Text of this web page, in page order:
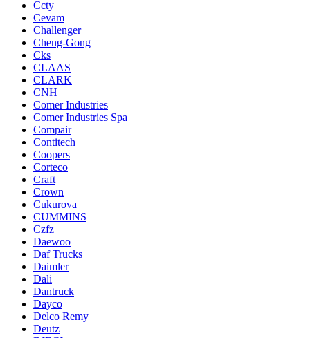
Ccty
Cevam
Challenger
Cheng-Gong
Cks
CLAAS
CLARK
CNH
Comer Industries
Comer Industries Spa
Compair
Contitech
Coopers
Corteco
Craft
Crown
Cukurova
CUMMINS
Czfz
Daewoo
Daf Trucks
Daimler
Dali
Dantruck
Dayco
Delco Remy
Deutz